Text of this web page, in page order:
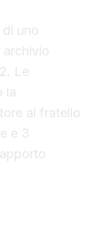
uno
Le
la
al fratello
e 3